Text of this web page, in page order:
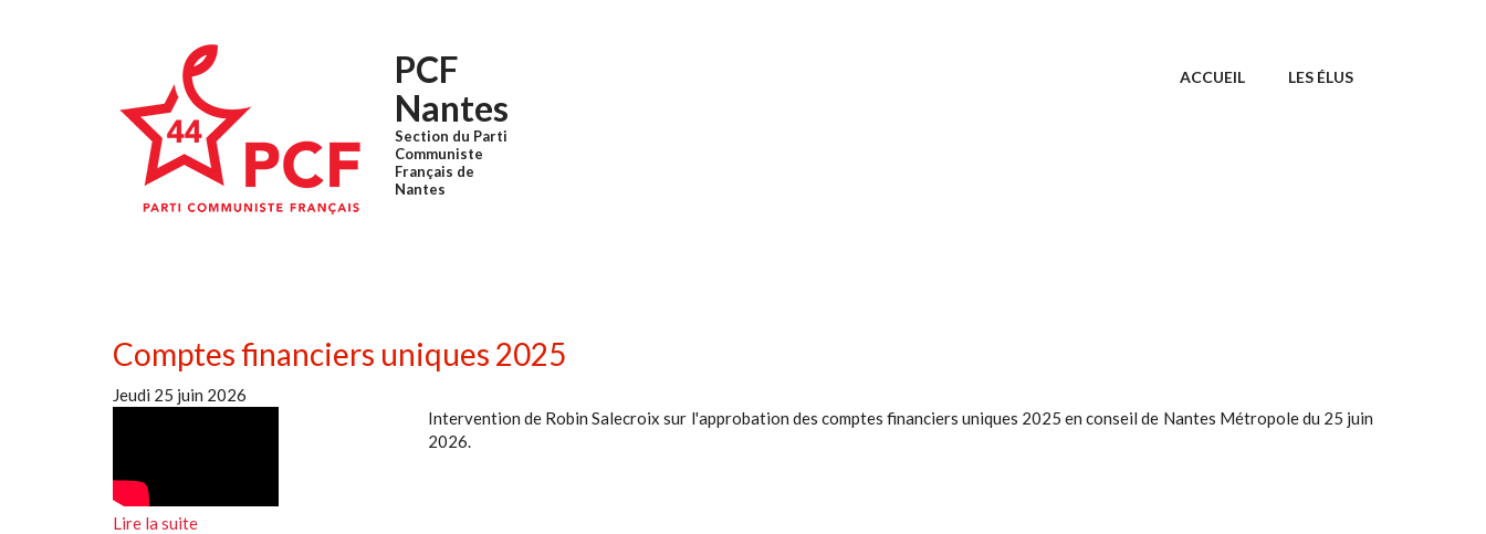
PCF
Nantes
Section du Parti
Communiste
Français de
Nantes
ACCUEIL LES ÉLUS
Comptes financiers uniques 2025
Jeudi 25 juin 2026
Intervention de Robin Salecroix sur l'approbation des comptes financiers uniques 2025 en conseil de Nantes Métropole du 25 juin
2026.
Lire la suite